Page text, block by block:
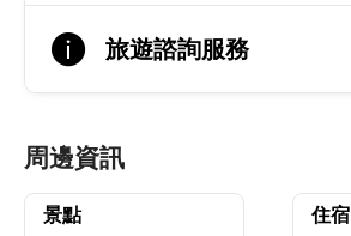
旅遊諮詢服務
周邊資訊
景點 住宿